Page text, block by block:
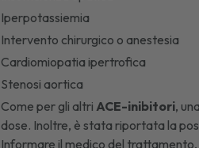
Iperpotassiemia
Intervento chirurgico o anestesia
Cardiomiopatia ipertrofica
Stenosi aortica
Come per gli altriACE-inibitori,
dose. Inoltre, è stata riportata la
Informare il medico del